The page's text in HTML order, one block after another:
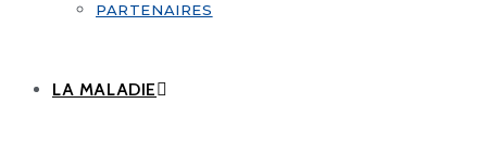
PARTENAIRES
LA MALADIE